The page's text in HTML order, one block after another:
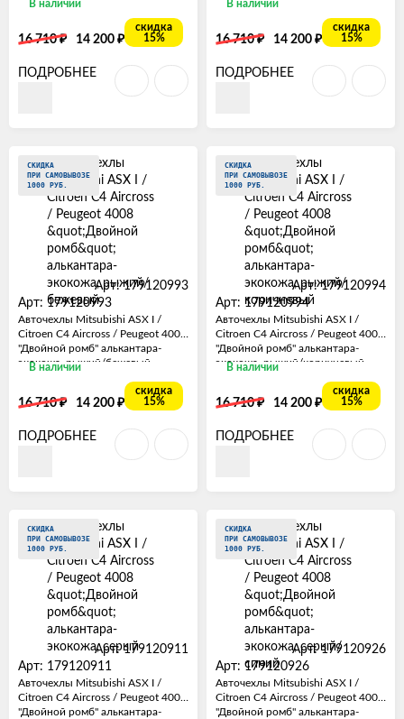
В наличии
16 710₽ 14 200 ₽
скидка
15%
ПОДРОБНЕЕ
В наличии
16 710₽ 14 200 ₽
скидка
15%
ПОДРОБНЕЕ
СКИДКА
ПРИ САМОВЫВОЗЕ
1000 РУБ.
Арт: 179120993
Арт: 179120993
Авточехлы Mitsubishi ASX I /
Citroen C4 Aircross / Peugeot 4008
"Двойной ромб" алькантара-
экокожа, рыжий/бежевый
В наличии
16 710₽ 14 200 ₽
скидка
15%
ПОДРОБНЕЕ
СКИДКА
ПРИ САМОВЫВОЗЕ
1000 РУБ.
Арт: 179120994
Арт: 179120994
Авточехлы Mitsubishi ASX I /
Citroen C4 Aircross / Peugeot 4008
"Двойной ромб" алькантара-
экокожа, рыжий/коричневый
В наличии
16 710₽ 14 200 ₽
скидка
15%
ПОДРОБНЕЕ
СКИДКА
ПРИ САМОВЫВОЗЕ
1000 РУБ.
Арт: 179120911
Арт: 179120911
Авточехлы Mitsubishi ASX I /
Citroen C4 Aircross / Peugeot 4008
"Двойной ромб" алькантара-
СКИДКА
ПРИ САМОВЫВОЗЕ
1000 РУБ.
Арт: 179120926
Арт: 179120926
Авточехлы Mitsubishi ASX I /
Citroen C4 Aircross / Peugeot 4008
"Двойной ромб" алькантара-